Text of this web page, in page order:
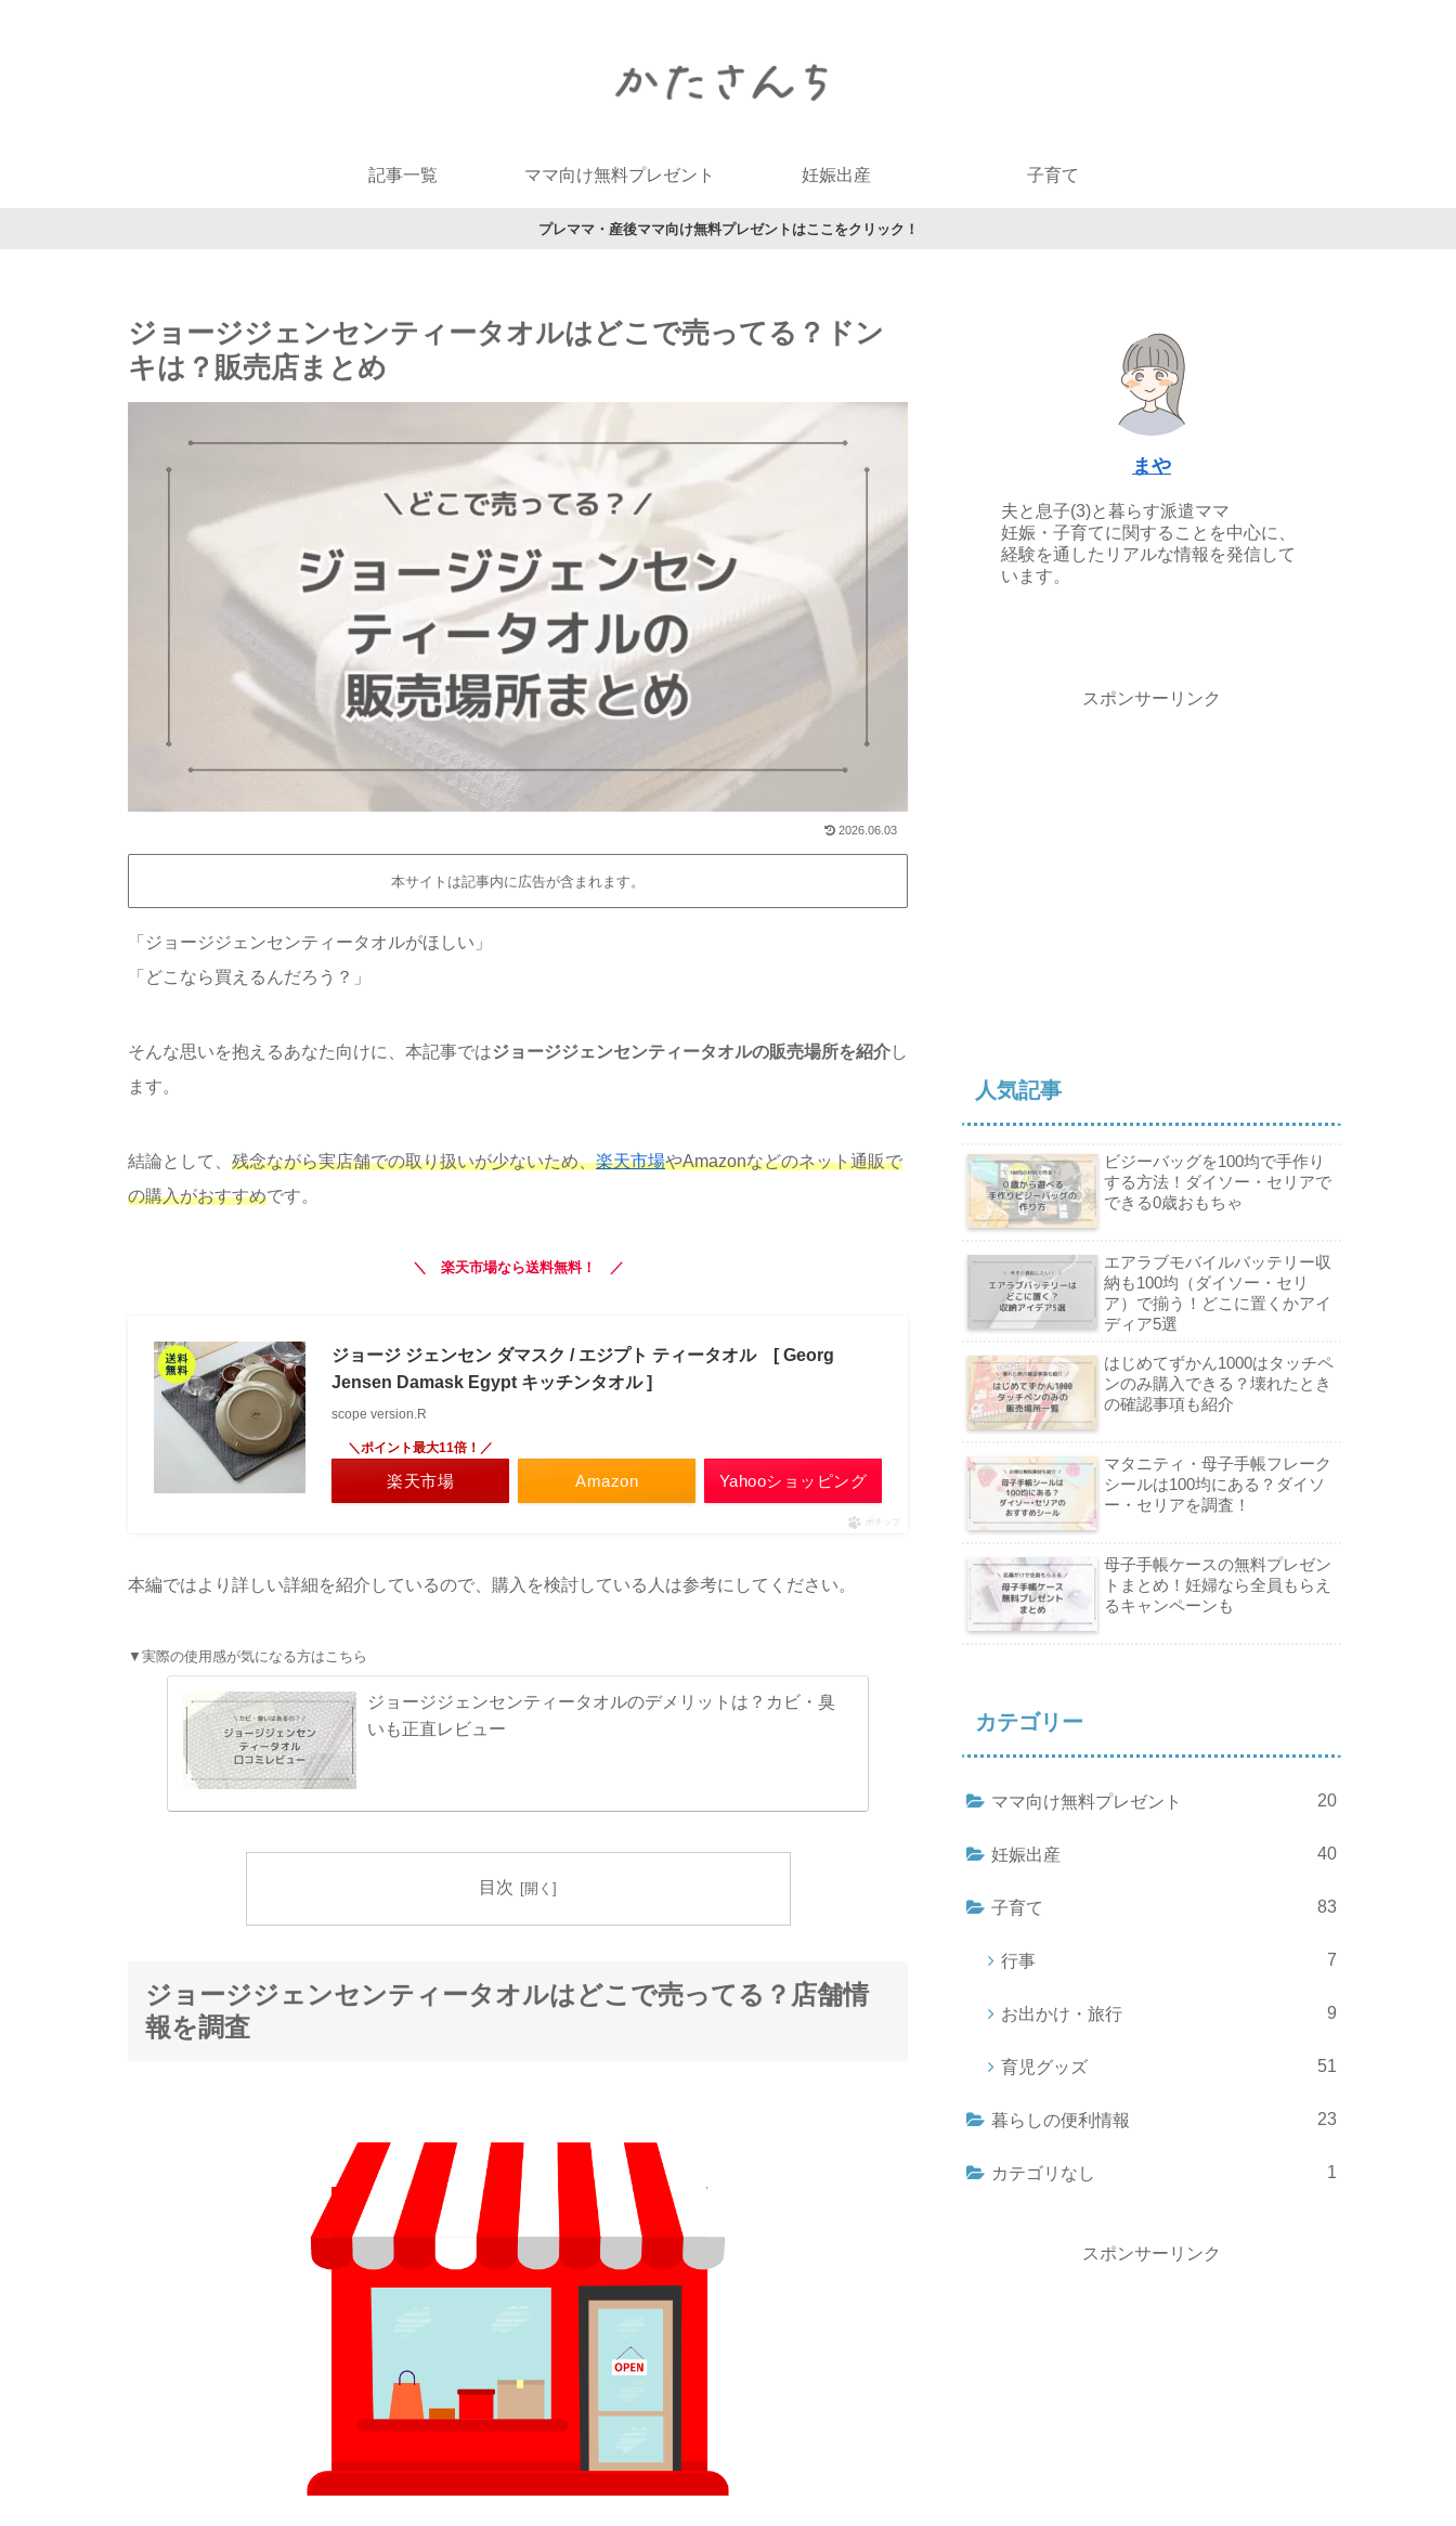
記事一覧 ママ向け無料プレゼント 妊娠出産 子育て
プレママ・産後ママ向け無料プレゼントはここをクリック！
ジョージジェンセンティータオルはどこで売ってる？ドン
キは？販売店まとめ
2026.06.03
本サイトは記事内に広告が含まれます。
「ジョージジェンセンティータオルがほしい」
「どこなら買えるんだろう？」
そんな思いを抱えるあなた向けに、本記事ではジョージジェンセンティータオルの販売場所を紹介し
ます。
結論として、 残念ながら実店舗での取り扱いが少ないため、楽天市場やAmazonなどのネット通販で
の購入がおすすめです。
＼ 楽天市場なら送料無料！ ／
ジョージ ジェンセン ダマスク / エジプト ティータオル [ Georg
Jensen Damask Egypt キッチンタオル ]
scope version.R
Amazon
＼ポイント最大11倍！／
楽天市場 Yahooショッピング
ポチップ
本編ではより詳しい詳細を紹介しているので、購入を検討している人は参考にしてください。
▼実際の使用感が気になる方はこちら
ジョージジェンセンティータオルのデメリットは？カビ・臭
いも正直レビュー
目次
ジョージジェンセンティータオルはどこで売ってる？店舗情
報を調査
まや
夫と息子(3)と暮らす派遣ママ
妊娠・子育てに関することを中心に、
経験を通したリアルな情報を発信して
います。
スポンサーリンク
人気記事
ビジーバッグを100均で手作り
する方法！ダイソー・セリアで
できる0歳おもちゃ
エアラブモバイルバッテリー収
納も100均（ダイソー・セリ
ア）で揃う！どこに置くかアイ
ディア5選
はじめてずかん1000はタッチペ
ンのみ購入できる？壊れたとき
の確認事項も紹介
マタニティ・母子手帳フレーク
シールは100均にある？ダイソ
ー・セリアを調査！
母子手帳ケースの無料プレゼン
トまとめ！妊婦なら全員もらえ
るキャンペーンも
カテゴリー
ママ向け無料プレゼント 20
妊娠出産 40
子育て 83
行事 7
お出かけ・旅行 9
育児グッズ 51
暮らしの便利情報 23
カテゴリなし 1
スポンサーリンク